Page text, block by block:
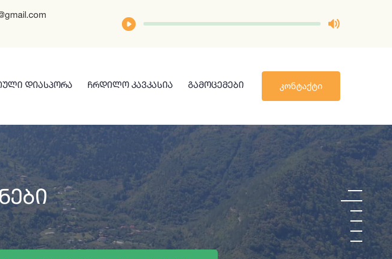
ᲓᲘᲐᲡᲞᲝᲠᲐ ᲩᲠᲓᲘᲚᲝ ᲙᲐᲕᲙᲐᲡᲘᲐ ᲒᲐᲛᲝᲪᲔᲛᲔᲑᲘ ᲙᲝᲜᲢᲐᲥᲢᲘ